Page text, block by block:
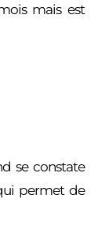
mais est
se constate
permet de